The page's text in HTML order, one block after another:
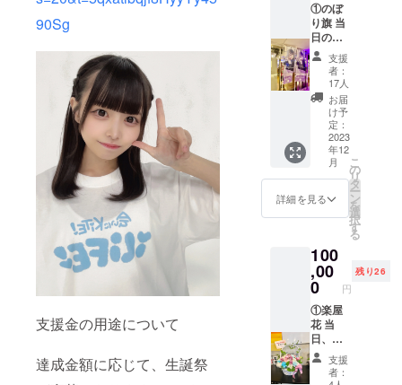
90Sg
支援金の用途について
達成金額に応じて、生誕祭
きま
す。 お
名前は
データ
で印字
を入れ
させて
いただ
きます
生誕祭
終了
後、1〜
3週間で
ミニ旗
ものを
ご自宅
へ郵送
させて
いただ
きま
す。 ②
フラ
ワース
①のぼ
り旗 当
日の装
飾に使
用す
る、の
ぼり旗
を作成
致しま
す。 の
ぼり旗
には生
誕祭支
援者様
のお名
前
クネー
ム可）
が記載
されま
す。 生
誕祭終
了後、
1〜3週
間で直
筆サイ
支援
者：
17人
お届
け予
定：
2023
年12
月
詳細を見る
こ
の
リ
タ
ー
ン
を
選
択
す
る
100
,00
0 円
残り26
①楽屋
花 当
日、タ
レント
が使用
する楽
支援
者：